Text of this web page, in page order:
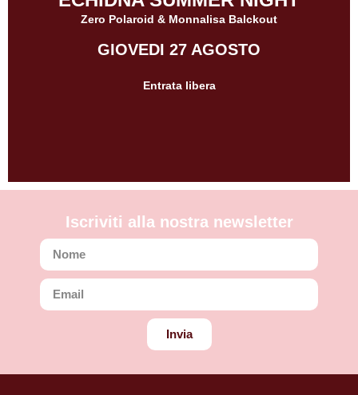
Zero Polaroid & Monnalisa Balckout
GIOVEDI 27 AGOSTO
Entrata libera
Iscriviti alla nostra newsletter
Invia